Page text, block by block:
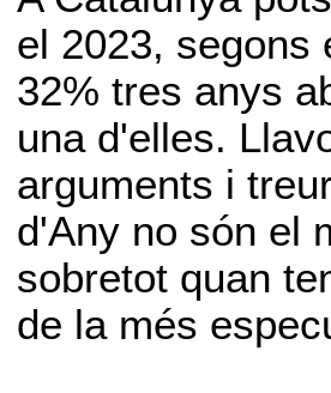
el 2023, segons
32% tres anys
una d'elles.
arguments i
d'Any no són el
sobretot quan
de la més